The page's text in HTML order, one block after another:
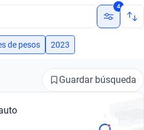
4
de pesos 2023
Guardar búsqueda